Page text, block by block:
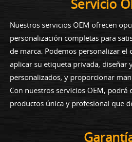
Servicio
Nuestros servicios OEM ofrecen
personalización completas para
de marca. Podemos personalizar el
aplicar su etiqueta privada, diseñar
personalizados, y proporcionar
Con nuestros servicios OEM, podrá
productos única y profesional que